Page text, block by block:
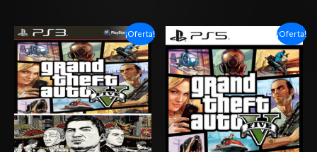
¡Oferta!
El
precio
original
era:
$9.03.
El
precio
actual
es:
$6.03.
¡Oferta!
Rango
de
precios:
desde
$14.03
hasta
$20.03